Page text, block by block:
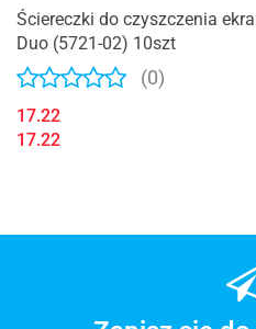
Ściereczki do czyszczenia
Duo (5721-02) 10szt
(0)
17.22
17.22